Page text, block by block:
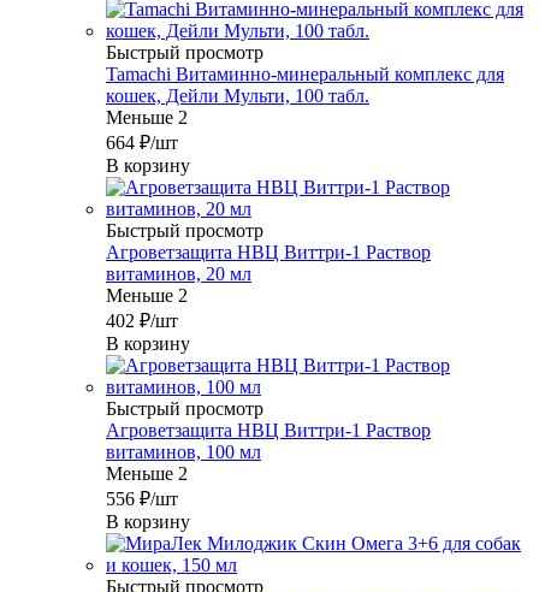
Быстрый просмотр
Tamachi Витаминно-минеральный комплекс для
кошек, Дейли Мульти, 100 табл.
Меньше 2
664 ₽/шт
В корзину
Быстрый просмотр
Агроветзащита НВЦ Виттри-1 Раствор
витаминов, 20 мл
Меньше 2
402 ₽/шт
В корзину
Быстрый просмотр
Агроветзащита НВЦ Виттри-1 Раствор
витаминов, 100 мл
Меньше 2
556 ₽/шт
В корзину
Быстрый просмотр